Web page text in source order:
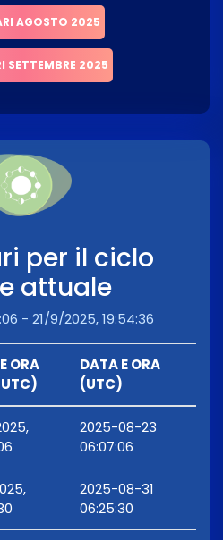
AGOSTO 2025
SETTEMBRE 2025
per il ciclo
attuale
- 21/9/2025, 19:54:36
ORA
DATA E ORA
(UTC)
2025-08-23
06:07:06
2025-08-31
06:25:30